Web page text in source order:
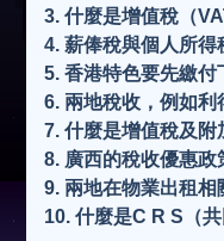
3. ⁠什麼是增值稅（
4. ⁠薪俸稅與個人所得
5. ⁠香港特色要先繳付
6. ⁠兩地稅收，例如利
7. ⁠什麼是增值稅及附
8. ⁠廣西的稅收優惠政
9. ⁠兩地在物業出租相
10. ⁠什麼是C R S（